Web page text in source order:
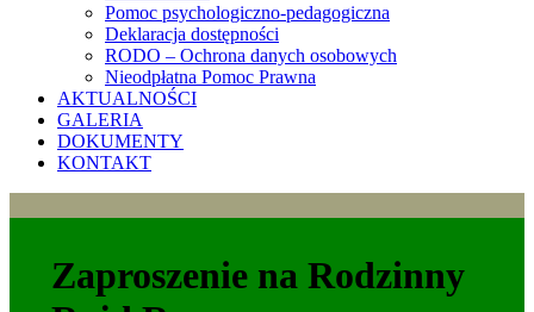
Pomoc psychologiczno-pedagogiczna
Deklaracja dostępności
RODO – Ochrona danych osobowych
Nieodpłatna Pomoc Prawna
AKTUALNOŚCI
GALERIA
DOKUMENTY
KONTAKT
Zaproszenie na Rodzinny